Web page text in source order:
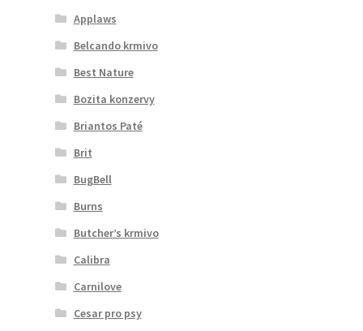
Applaws
Belcando krmivo
Best Nature
Bozita konzervy
Briantos Paté
Brit
BugBell
Burns
Butcher’s krmivo
Calibra
Carnilove
Cesar pro psy